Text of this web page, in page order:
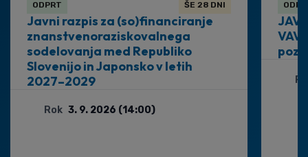
ODPRT ŠE 28 DNI
Javni razpis za (so)financiranje
znanstvenoraziskovalnega
sodelovanja med Republiko
Slovenijo in Japonsko v letih
2027–2029
Rok 3. 9. 2026 (14:00)